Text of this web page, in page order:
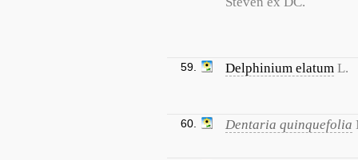
59. Delphinium elatum L.
60. Dentaria quinquefolia